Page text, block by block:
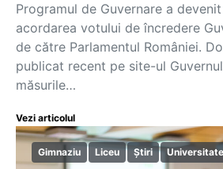
Programul de Guvernare a
acordarea votului de încredere
de către Parlamentul României.
publicat recent pe site-ul
măsurile…
Vezi articolul
Gimnaziu Liceu Știri Universitate